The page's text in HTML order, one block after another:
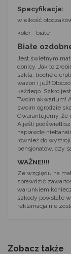
Specyfikacja:
wielkość
kolor - białe
Białe
Jest świetnym
donicy. Jak to
szkła, trochę
wazon i już!
każdego. Szkło
Twoim akwarium!
swoim ogrodzie
Gwarantujemy, że
A jeśli
naprawdę
również do
pensjonatów, czy
WAŻNE!!!!
Ze względu na
sprawdzić
warunkiem
szkody powstałe
reklamacja nie
Zobacz także